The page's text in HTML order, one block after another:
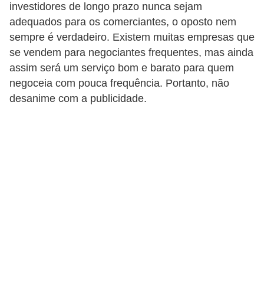
investidores de longo prazo nunca sejam
adequados para os comerciantes, o oposto nem
sempre é verdadeiro. Existem muitas empresas que
se vendem para negociantes frequentes, mas ainda
assim será um serviço bom e barato para quem
negoceia com pouca frequência. Portanto, não
desanime com a publicidade.
s
F
o
r
m
a